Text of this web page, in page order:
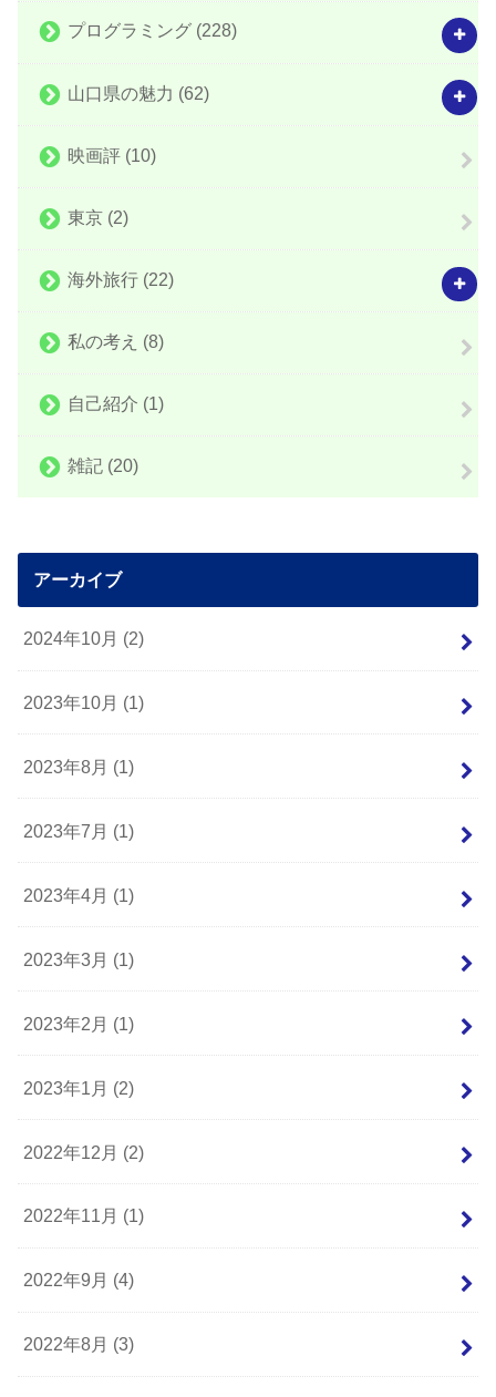
プログラミング (228)
山口県の魅力 (62)
映画評 (10)
東京 (2)
海外旅行 (22)
私の考え (8)
自己紹介 (1)
雑記 (20)
アーカイブ
2024年10月 (2)
2023年10月 (1)
2023年8月 (1)
2023年7月 (1)
2023年4月 (1)
2023年3月 (1)
2023年2月 (1)
2023年1月 (2)
2022年12月 (2)
2022年11月 (1)
2022年9月 (4)
2022年8月 (3)